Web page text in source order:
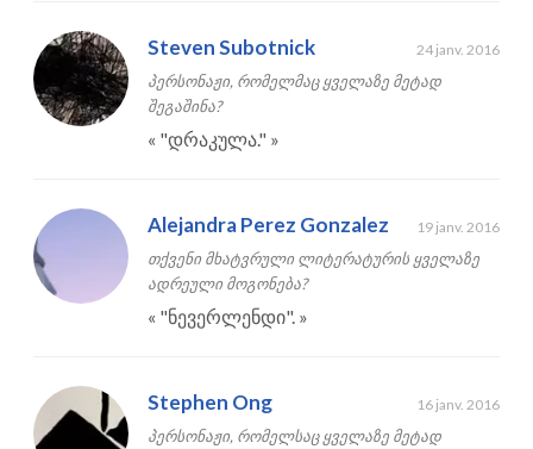
Steven Subotnick 24 janv. 2016
პერსონაჟი, რომელმაც ყველაზე მეტად
შეგაშინა?
« "დრაკულა." »
Alejandra Perez Gonzalez 19 janv. 2016
თქვენი მხატვრული ლიტერატურის ყველაზე
ადრეული მოგონება?
« "ნევერლენდი". »
Stephen Ong 16 janv. 2016
პერსონაჟი, რომელსაც ყველაზე მეტად